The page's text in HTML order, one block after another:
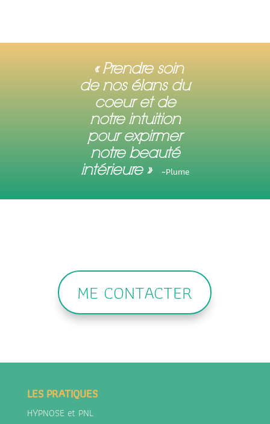
« Prendre soin
de nos élans du
coeur et de
notre intuition
pour expirmer
notre beauté
intérieure» ~Plume
ME CONTACTER
LES PRATIQUES
HYPNOSE et PNL